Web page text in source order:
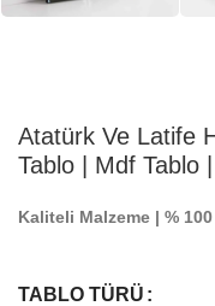
Atatürk Ve Latife
Tablo | Mdf Tablo
Kaliteli Malzeme | %
TABLO TÜRÜ